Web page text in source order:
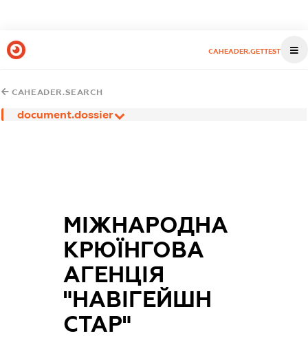
CAHEADER.GETTEST
CAHEADER.SEARCH
document.dossier
МІЖНАРОДНА
КРЮЇНГОВА
АГЕНЦІЯ
"НАВІГЕЙШН
СТАР"